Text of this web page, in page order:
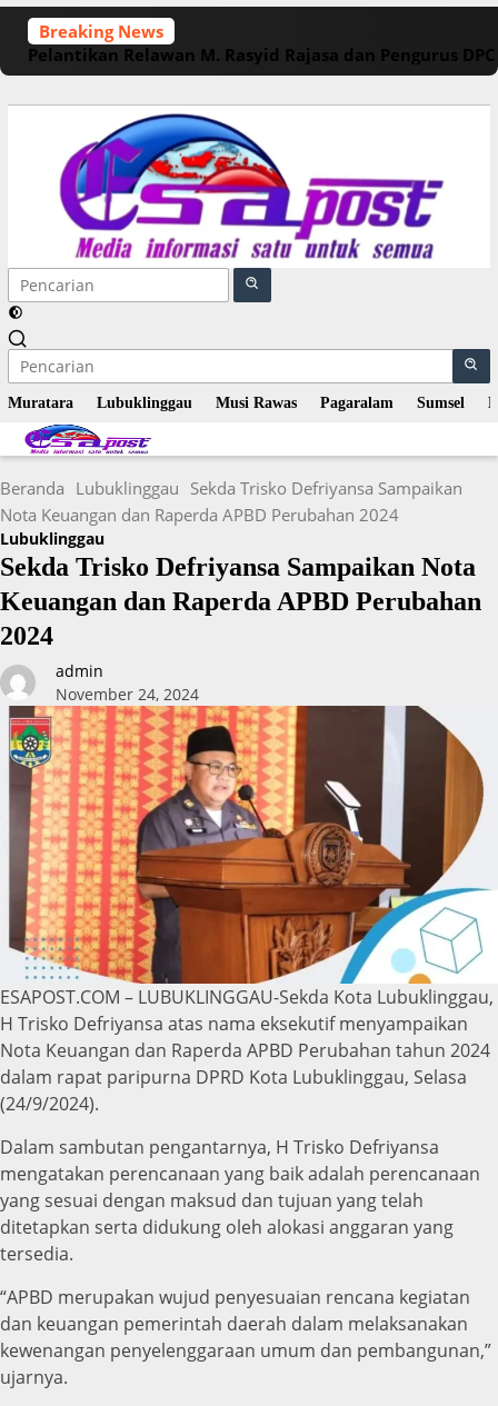
Langsung
konten
Breaking News
Pelantikan Relawan M. Rasyid Rajasa dan Pengurus
Muratara Lubuklinggau Musi Rawas Pagaralam Sumsel
Beranda Lubuklinggau Sekda Trisko Defriyansa Sampaikan
Nota Keuangan dan Raperda APBD Perubahan 2024
Lubuklinggau
Sekda Trisko Defriyansa Sampaikan Nota
Keuangan dan Raperda APBD Perubahan
2024
admin
November 24, 2024
ESAPOST.COM – LUBUKLINGGAU-Sekda Kota Lubuklinggau,
H Trisko Defriyansa atas nama eksekutif menyampaikan
Nota Keuangan dan Raperda APBD Perubahan tahun 2024
dalam rapat paripurna DPRD Kota Lubuklinggau, Selasa
(24/9/2024).
Dalam sambutan pengantarnya, H Trisko Defriyansa
mengatakan perencanaan yang baik adalah perencanaan
yang sesuai dengan maksud dan tujuan yang telah
ditetapkan serta didukung oleh alokasi anggaran yang
tersedia.
“APBD merupakan wujud penyesuaian rencana kegiatan
dan keuangan pemerintah daerah dalam melaksanakan
kewenangan penyelenggaraan umum dan pembangunan,”
ujarnya.